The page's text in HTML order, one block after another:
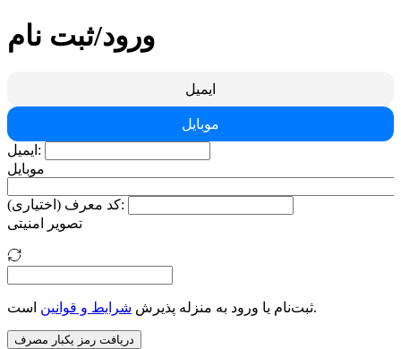
ورود/ثبت نام
ایمیل
موبایل
ایمیل:
موبایل
کد معرف (اختیاری):
تصویر امنیتی
ثبت‌نام یا ورود به منزله پذیرش شرایط و قوانین است.
دریافت رمز یکبار مصرف